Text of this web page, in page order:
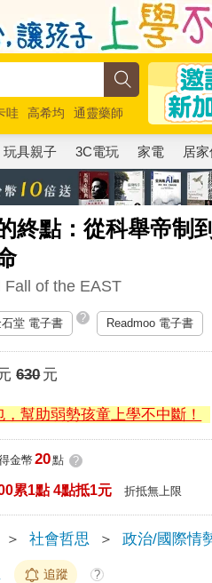
哇 高希均
通靈藥師
玩具親子 3C電玩 家電 居
終點：從科舉帝制
Fall of the EAST
堂 電子書 ? Readmoo 電子書
630元
幫助弱勢孩童上學不中斷！
金幣 20點 ?
累1點 4點抵1元 折抵無上限
＞ 社會哲思 ＞ 政治/國際情
追蹤 ?